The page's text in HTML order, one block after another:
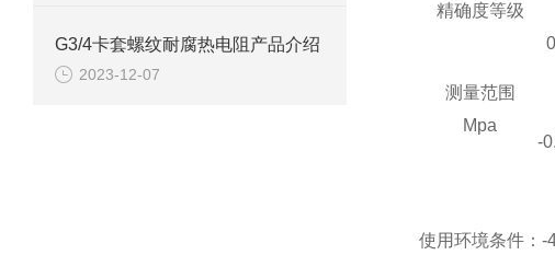
G3/4卡套螺纹耐腐热电阻产品介绍
2023-12-07
精确度等级
测量范围
Mpa
-
使用环境条件：-